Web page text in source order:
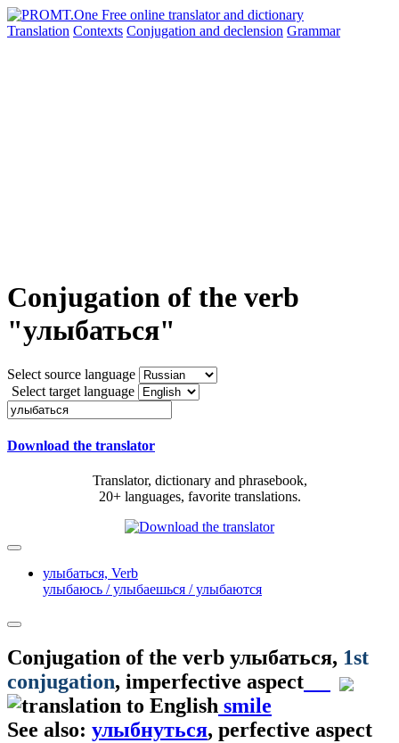
Translation Contexts Conjugation and declension Grammar
Conjugation of the verb
"улыбаться"
Select source language
Select target language
Download the translator
Translator, dictionary and phrasebook,
20+ languages, favorite translations.
улыбаться, Verb
улыбаюсь / улыбаешься / улыбаются
Conjugation of the verb улыбаться, 1st
conjugation, imperfective aspect
smile
See also: улыбнуться, perfective aspect